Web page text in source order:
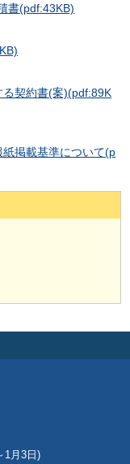
書(pdf:43KB)
る契約書(案)(pdf:89K
掲載基準について(p
1月3日)